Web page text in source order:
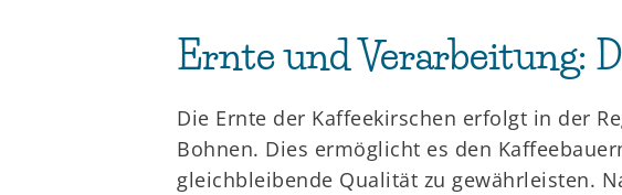
Ernte und Verarbeitung:
Die Ernte der Kaffeekirschen erfolgt in der
Bohnen. Dies ermöglicht es den
gleichbleibende Qualität zu gewährleisten.